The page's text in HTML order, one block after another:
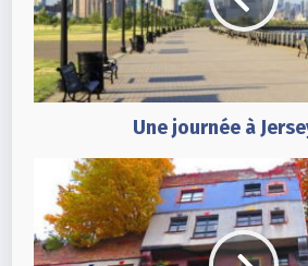
Une journée à